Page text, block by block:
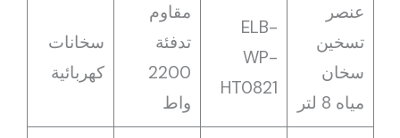
عنصر
تسخين
سخان
مياه 8 لتر
ELB-
WP-
HT0821
مقاوم
تدفئة
2200
واط
سخانات
كهربائية